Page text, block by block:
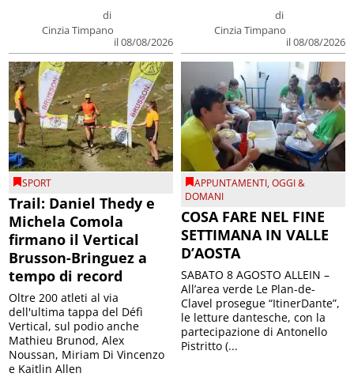
di
Cinzia Timpano
il 08/08/2026
di
Cinzia Timpano
il 08/08/2026
SPORT
Trail: Daniel Thedy e
Michela Comola
firmano il Vertical
Brusson-Bringuez a
tempo di record
Oltre 200 atleti al via
dell'ultima tappa del Défì
Vertical, sul podio anche
Mathieu Brunod, Alex
Noussan, Miriam Di Vincenzo
e Kaitlin Allen
APPUNTAMENTI,OGGI &
DOMANI
COSA FARE NEL FINE
SETTIMANA IN VALLE
D’AOSTA
SABATO 8 AGOSTO ALLEIN –
All’area verde Le Plan-de-
Clavel prosegue “ItinerDante”,
le letture dantesche, con la
partecipazione di Antonello
Pistritto (...